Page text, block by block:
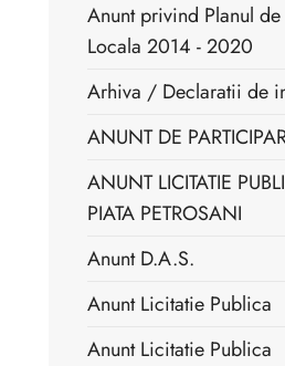
Anunt privind Planul
Locala 2014 - 2020
Arhiva / Declaratii de
ANUNT DE
ANUNT LICITATIE
PIATA PETROSANI
Anunt D.A.S.
Anunt Licitatie Publica
Anunt Licitatie Publica